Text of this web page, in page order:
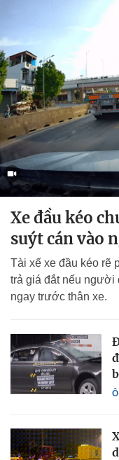
Xe đầu kéo
suýt cán vào
Tài xế xe đầu kéo rẽ
trả giá đắt nếu người
ngay trước thân xe.